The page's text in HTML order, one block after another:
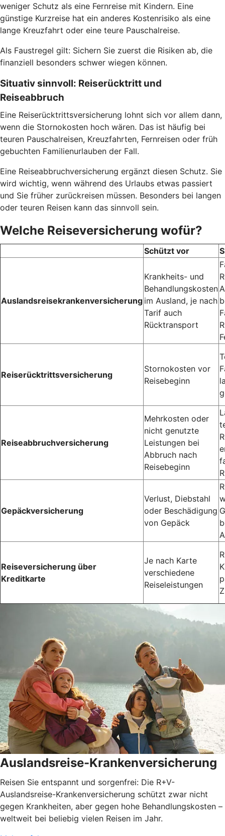
weniger Schutz als eine Fernreise mit Kindern. Eine
günstige Kurzreise hat ein anderes Kostenrisiko als eine
lange Kreuzfahrt oder eine teure Pauschalreise.
Als Faustregel gilt: Sichern Sie zuerst die Risiken ab, die
finanziell besonders schwer wiegen können.
Situativ sinnvoll: Reiserücktritt und
Reiseabbruch
Eine Reiserücktrittsversicherung lohnt sich vor allem dann,
wenn die Stornokosten hoch wären. Das ist häufig bei
teuren Pauschalreisen, Kreuzfahrten, Fernreisen oder früh
gebuchten Familienurlauben der Fall.
Eine Reiseabbruchversicherung ergänzt diesen Schutz. Sie
wird wichtig, wenn während des Urlaubs etwas passiert
und Sie früher zurückreisen müssen. Besonders bei langen
oder teuren Reisen kann das sinnvoll sein.
Welche Reiseversicherung wofür?
Schützt vor
Auslandsreisekrankenversicherung
Krankheits- und
Behandlungskosten
im Ausland, je nach
Tarif auch
Rücktransport
Reiserücktrittsversicherung
Stornokosten vor
Reisebeginn
Reiseabbruchversicherung
Mehrkosten oder
nicht genutzte
Leistungen bei
Abbruch nach
Reisebeginn
Gepäckversicherung
Verlust, Diebstahl
oder Beschädigung
von Gepäck
Reiseversicherung über
Kreditkarte
Je nach Karte
verschiedene
Reiseleistungen
Auslandsreise-Krankenversicherung
Reisen Sie entspannt und sorgenfrei: Die R+V-
Auslandsreise-Krankenversicherung schützt zwar nicht
gegen Krankheiten, aber gegen hohe Behandlungskosten –
weltweit bei beliebig vielen Reisen im Jahr.